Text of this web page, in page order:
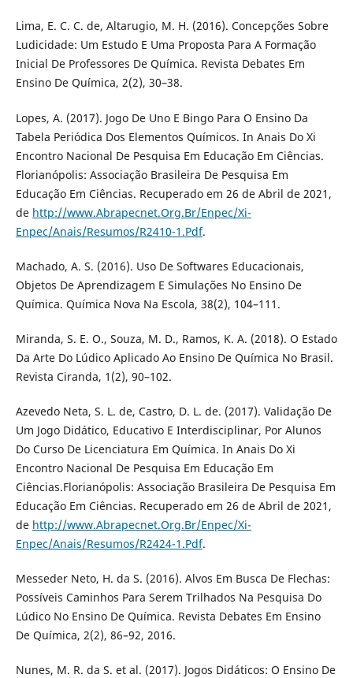
Lima, E. C. C. de, Altarugio, M. H. (2016). Concepções Sobre
Ludicidade: Um Estudo E Uma Proposta Para A Formação
Inicial De Professores De Química. Revista Debates Em
Ensino De Química, 2(2), 30–38.
Lopes, A. (2017). Jogo De Uno E Bingo Para O Ensino Da
Tabela Periódica Dos Elementos Químicos. In Anais Do Xi
Encontro Nacional De Pesquisa Em Educação Em Ciências.
Florianópolis: Associação Brasileira De Pesquisa Em
Educação Em Ciências. Recuperado em 26 de Abril de 2021,
de http://www.Abrapecnet.Org.Br/Enpec/Xi-
Enpec/Anais/Resumos/R2410-1.Pdf.
Machado, A. S. (2016). Uso De Softwares Educacionais,
Objetos De Aprendizagem E Simulações No Ensino De
Química. Química Nova Na Escola, 38(2), 104–111.
Miranda, S. E. O., Souza, M. D., Ramos, K. A. (2018). O Estado
Da Arte Do Lúdico Aplicado Ao Ensino De Química No Brasil.
Revista Ciranda, 1(2), 90–102.
Azevedo Neta, S. L. de, Castro, D. L. de. (2017). Validação De
Um Jogo Didático, Educativo E Interdisciplinar, Por Alunos
Do Curso De Licenciatura Em Química. In Anais Do Xi
Encontro Nacional De Pesquisa Em Educação Em
Ciências.Florianópolis: Associação Brasileira De Pesquisa Em
Educação Em Ciências. Recuperado em 26 de Abril de 2021,
de http://www.Abrapecnet.Org.Br/Enpec/Xi-
Enpec/Anais/Resumos/R2424-1.Pdf.
Messeder Neto, H. da S. (2016). Alvos Em Busca De Flechas:
Possíveis Caminhos Para Serem Trilhados Na Pesquisa Do
Lúdico No Ensino De Química. Revista Debates Em Ensino
De Química, 2(2), 86–92, 2016.
Nunes, M. R. da S. et al. (2017). Jogos Didáticos: O Ensino De